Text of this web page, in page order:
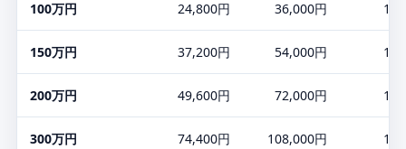
100万円 24,800円 36,000円
150万円 37,200円 54,000円
200万円 49,600円 72,000円
300万円 74,400円 108,000円